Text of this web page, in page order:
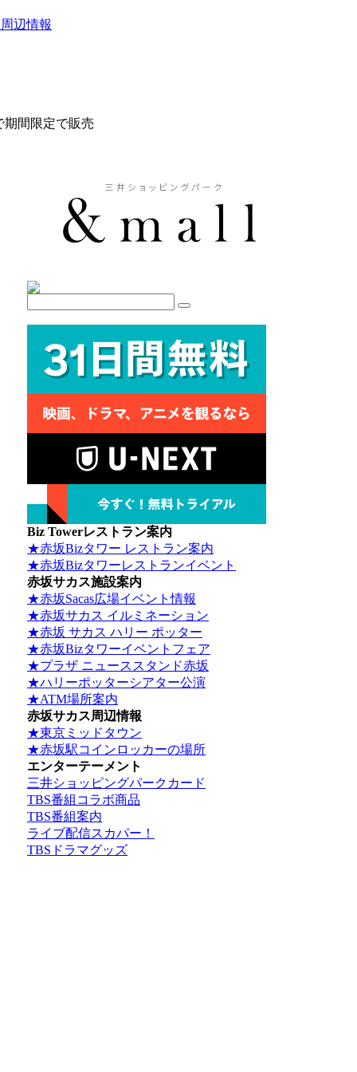
辺情報
期間限定で販売
Biz Towerレストラン案内
★赤坂Bizタワー レストラン案内
★赤坂Bizタワーレストランイベント
赤坂サカス施設案内
★赤坂Sacas広場イベント情報
★赤坂サカス イルミネーション
★赤坂 サカス ハリー ポッター
★赤坂Bizタワーイベントフェア
★プラザ ニューススタンド赤坂
★ハリーポッターシアター公演
★ATM場所案内
赤坂サカス周辺情報
★東京ミッドタウン
★赤坂駅コインロッカーの場所
エンターテーメント
三井ショッピングパークカード
TBS番組コラボ商品
TBS番組案内
ライブ配信スカパー！
TBSドラマグッズ